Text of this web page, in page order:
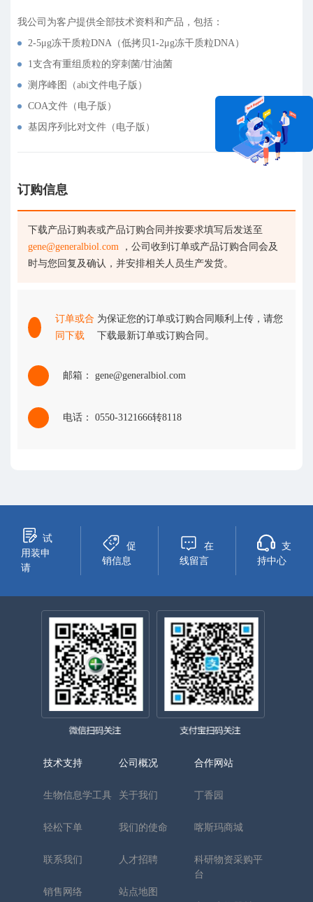
我公司为客户提供全部技术资料和产品，包括：
2-5μg冻干质粒DNA（低拷贝1-2μg冻干质粒DNA）
1支含有重组质粒的穿刺菌/甘油菌
测序峰图（abi文件电子版）
COA文件（电子版）
基因序列比对文件（电子版）
订购信息
下载产品订购表或产品订购合同并按要求填写后发送至
gene@generalbiol.com ，公司收到订单或产品订购合同会及
时与您回复及确认，并安排相关人员生产发货。
订单或合
同下载
为保证您的订单或订购合同顺利上传，请您
下载最新订单或订购合同。
邮箱： gene@generalbiol.com
电话： 0550-3121666转8118
试
用装申
请
促
销信息
在
线留言
支
持中心
技术支持
生物信息学工具
轻松下单
联系我们
销售网络
公司概况
关于我们
我们的使命
人才招聘
站点地图
合作网站
丁香园
喀斯玛商城
科研物资采购平
台